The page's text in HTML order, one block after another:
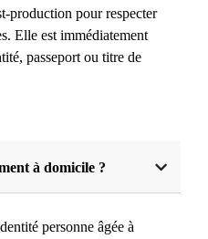
production pour respecter
Elle est immédiatement
passeport ou titre de
à domicile ?
personne âgée à